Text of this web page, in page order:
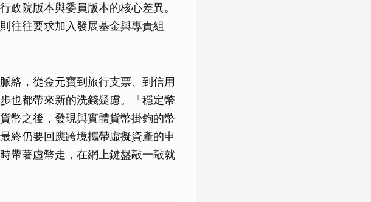
政院版本與委員版本的核心差異。
往往要求加入發展基金與專責組
絡，從金元寶到旅行支票、到信用
也都帶來新的洗錢疑慮。「穩定幣
幣之後，發現與實體貨幣掛鉤的幣
終仍要回應跨境攜帶虛擬資產的申
帶著虛幣走，在網上鍵盤敲一敲就